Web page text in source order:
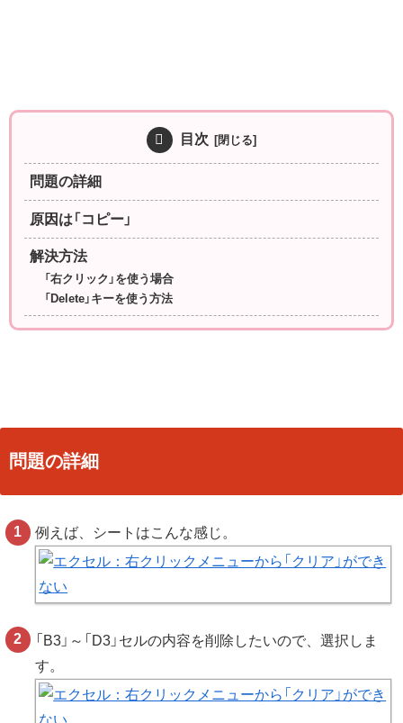
目次
問題の詳細
原因は「コピー」
解決方法
「右クリック」を使う場合
「Delete」キーを使う方法
問題の詳細
例えば、シートはこんな感じ。
「B3」～「D3」セルの内容を削除したいので、選択しま
す。